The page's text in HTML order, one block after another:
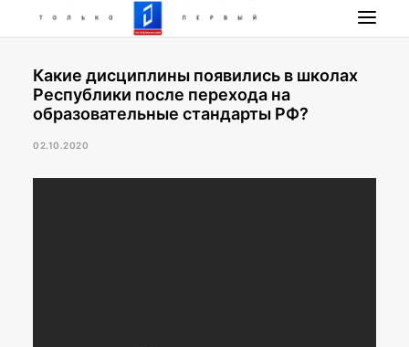
НОВОСТИ
ПРОГРАММА
Какие дисциплины появились в школах
Республики после перехода на
образовательные стандарты РФ?
02.10.2020